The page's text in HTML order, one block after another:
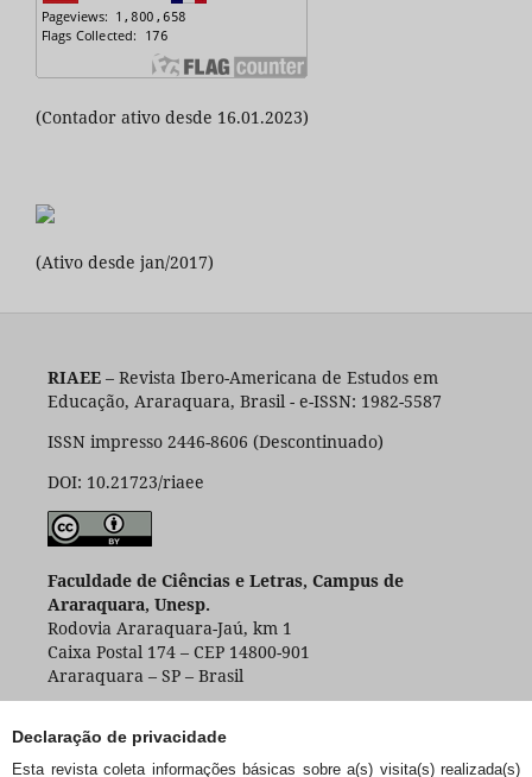
Declaração de privacidade
Esta revista coleta informações básicas sobre a(s) visita(s) realizada(s)
(Contador ativo desde 16.01.2023)
(Ativo desde jan/2017)
RIAEE– Revista Ibero-Americana de Estudos em
Educação, Araraquara, Brasil - e-ISSN: 1982-5587
ISSN impresso 2446-8606 (Descontinuado)
DOI: 10.21723/riaee
Faculdade de Ciências e Letras, Campus de
Araraquara, Unesp.
Rodovia Araraquara-Jaú, km 1
Caixa Postal 174 – CEP 14800-901
Araraquara – SP – Brasil